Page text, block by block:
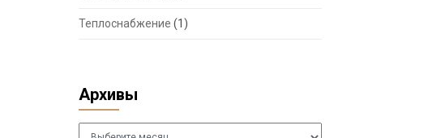
Теплоснабжение (1)
Архивы
Архивы